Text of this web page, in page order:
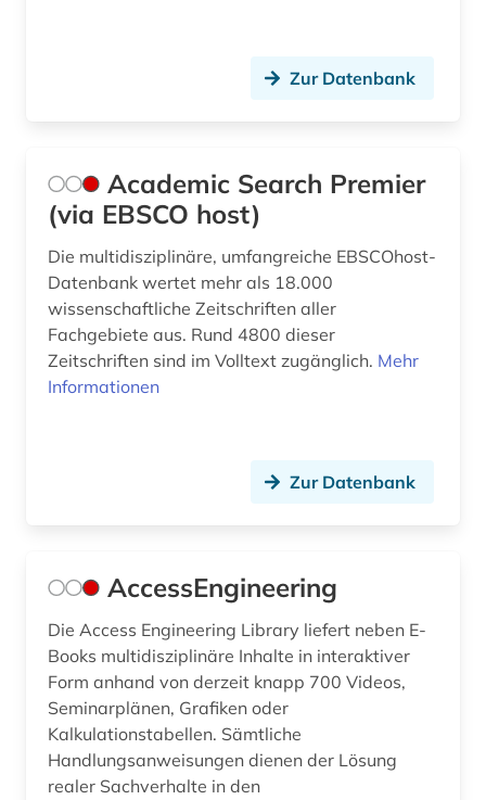
einbruchsicherung (2)
elektrische energie (1)
elektrizität (3)
elektrizitätserzeugung (2)
elektrizitätsmarkt (1)
elektronik (6)
elektrotechnik (9)
elktrotechnik (1)
energie (22)
Zur Datenbank
Academic Search Premier
(via EBSCO host)
Die multidisziplinäre, umfangreiche EBSCOhost-
Datenbank wertet mehr als 18.000
wissenschaftliche Zeitschriften aller
Fachgebiete aus. Rund 4800 dieser
Zeitschriften sind im Volltext zugänglich. Mehr
Informationen
Zur Datenbank
AccessEngineering
Die Access Engineering Library liefert neben E-
Books multidisziplinäre Inhalte in interaktiver
Form anhand von derzeit knapp 700 Videos,
Seminarplänen, Grafiken oder
Kalkulationstabellen. Sämtliche
Handlungsanweisungen dienen der Lösung
realer Sachverhalte in den